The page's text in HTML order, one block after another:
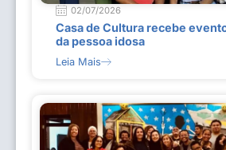
02/07/2026
Casa de Cultura recebe
da pessoa idosa
Leia Mais